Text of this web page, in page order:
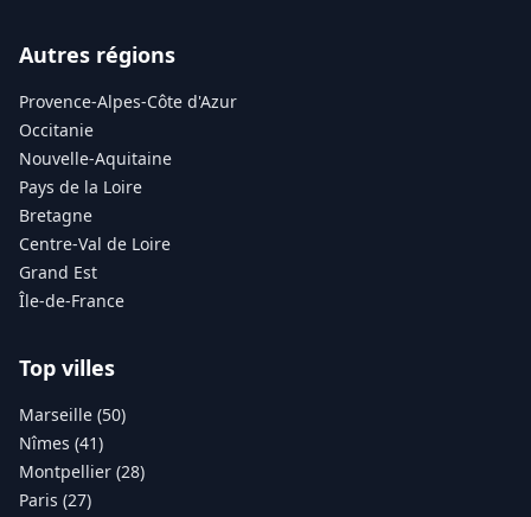
Autres régions
Provence-Alpes-Côte d'Azur
Occitanie
Nouvelle-Aquitaine
Pays de la Loire
Bretagne
Centre-Val de Loire
Grand Est
Île-de-France
Top villes
Marseille (50)
Nîmes (41)
Montpellier (28)
Paris (27)